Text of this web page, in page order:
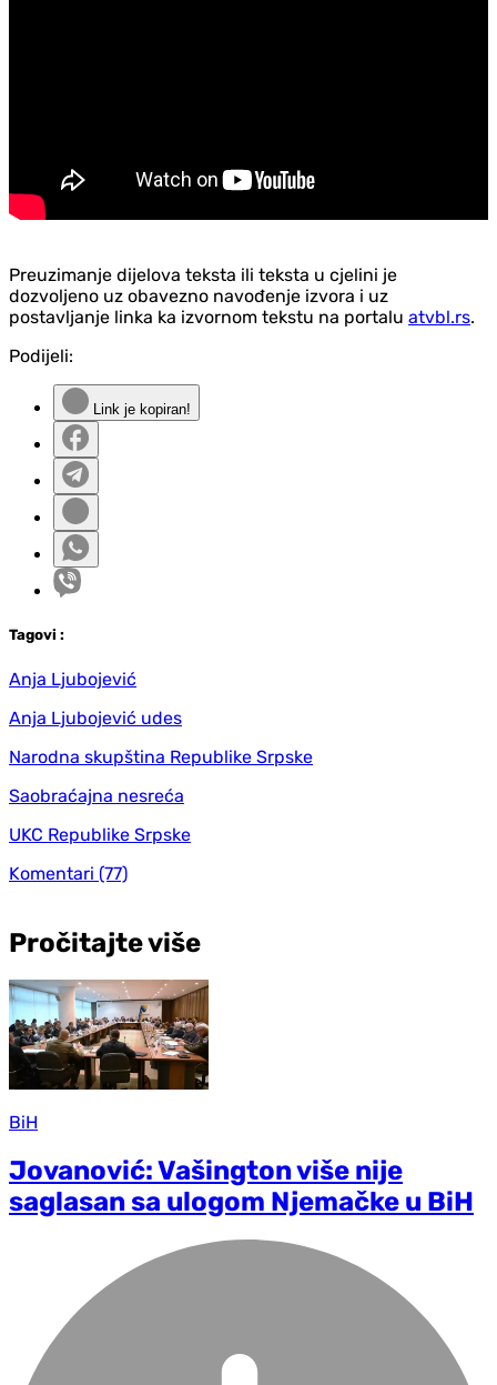
Preuzimanje dijelova teksta ili teksta u cjelini je
dozvoljeno uz obavezno navođenje izvora i uz
postavljanje linka ka izvornom tekstu na portalu atvbl.rs.
Podijeli:
Link je kopiran!
Tagovi :
Anja Ljubojević
Anja Ljubojević udes
Narodna skupština Republike Srpske
Saobraćajna nesreća
UKC Republike Srpske
Komentari (77)
Pročitajte više
BiH
Jovanović: Vašington više nije
saglasan sa ulogom Njemačke u BiH